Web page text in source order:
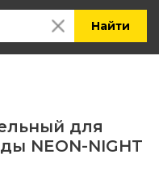
Найти
для
NEON-NIGHT